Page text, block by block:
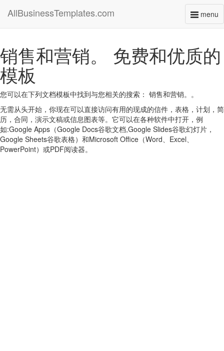
menu
AllBusinessTemplates.com
销售和营销。 免费和优质的
模板
您可以在下列文档模板中找到与您相关的搜索： 销售和营销。。
无需从头开始，你现在可以直接访问有用的现成的信件，表格，计划，简
历，合同，演示文稿或信息图表等。它可以在各种软件中打开，例
如:Google Apps（Google Docs谷歌文档,Google Slides谷歌幻灯片，
Google Sheets谷歌表格）和Microsoft Office（Word、Excel、
PowerPoint）或PDF阅读器。